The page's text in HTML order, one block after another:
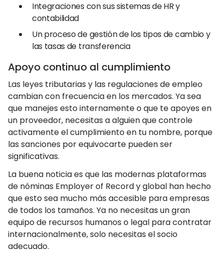
Integraciones con sus sistemas de HR y
contabilidad
Un proceso de gestión de los tipos de cambio y
las tasas de transferencia
Apoyo continuo al cumplimiento
Las leyes tributarias y las regulaciones de empleo
cambian con frecuencia en los mercados. Ya sea
que manejes esto internamente o que te apoyes en
un proveedor, necesitas a alguien que controle
activamente el cumplimiento en tu nombre, porque
las sanciones por equivocarte pueden ser
significativas.
La buena noticia es que las modernas plataformas
de nóminas Employer of Record y global han hecho
que esto sea mucho más accesible para empresas
de todos los tamaños. Ya no necesitas un gran
equipo de recursos humanos o legal para contratar
internacionalmente, solo necesitas el socio
adecuado.